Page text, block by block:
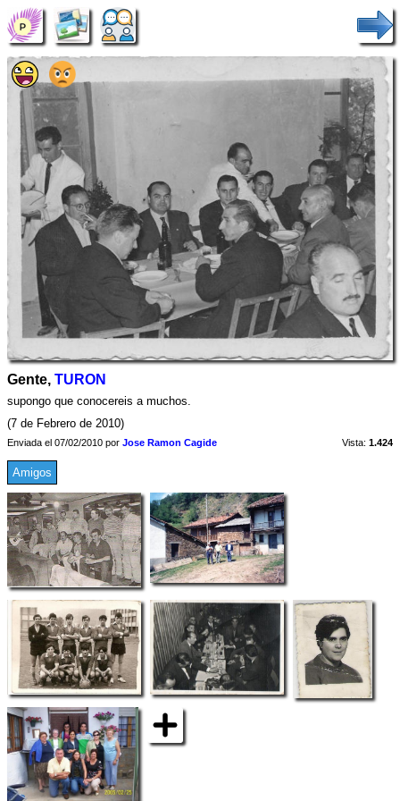
Gente, TURON
supongo que conocereis a muchos.
(7 de Febrero de 2010)
Enviada el 07/02/2010 por Jose Ramon Cagide Vista: 1.424
Amigos